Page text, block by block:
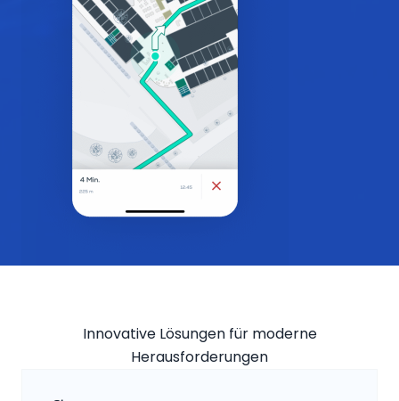
Innovative Lösungen für moderne
Herausforderungen